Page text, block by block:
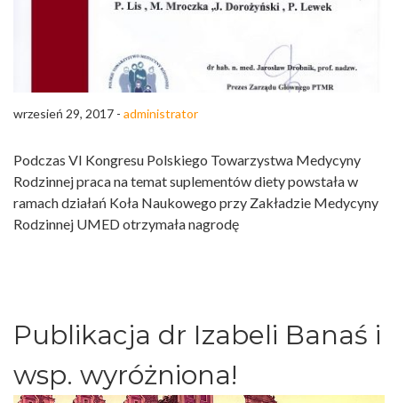
wrzesień 29, 2017 - administrator
Podczas VI Kongresu Polskiego Towarzystwa Medycyny
Rodzinnej praca na temat suplementów diety powstała w
ramach działań Koła Naukowego przy Zakładzie Medycyny
Rodzinnej UMED otrzymała nagrodę
Publikacja dr Izabeli Banaś i
wsp. wyróżniona!